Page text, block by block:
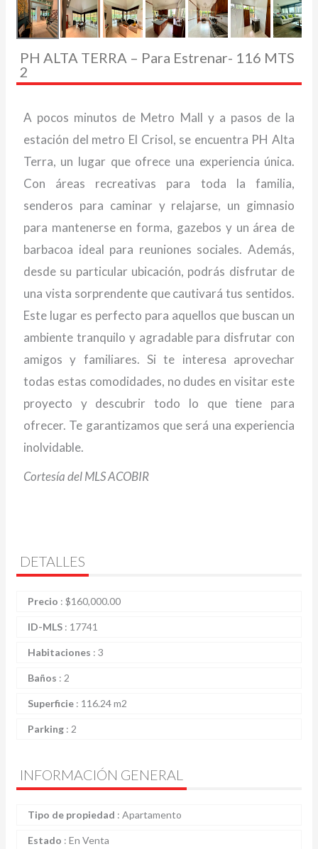
PH ALTA TERRA – Para Estrenar- 116 MTS
2
A pocos minutos de Metro Mall y a pasos de la
estación del metro El Crisol, se encuentra PH Alta
Terra, un lugar que ofrece una experiencia única.
Con áreas recreativas para toda la familia,
senderos para caminar y relajarse, un gimnasio
para mantenerse en forma, gazebos y un área de
barbacoa ideal para reuniones sociales. Además,
desde su particular ubicación, podrás disfrutar de
una vista sorprendente que cautivará tus sentidos.
Este lugar es perfecto para aquellos que buscan un
ambiente tranquilo y agradable para disfrutar con
amigos y familiares. Si te interesa aprovechar
todas estas comodidades, no dudes en visitar este
proyecto y descubrir todo lo que tiene para
ofrecer. Te garantizamos que será una experiencia
inolvidable.
Cortesía del MLS ACOBIR
DETALLES
Precio : $160,000.00
ID-MLS : 17741
Habitaciones : 3
Baños : 2
Superficie : 116.24 m2
Parking : 2
INFORMACIÓN GENERAL
Tipo de propiedad : Apartamento
Estado : En Venta